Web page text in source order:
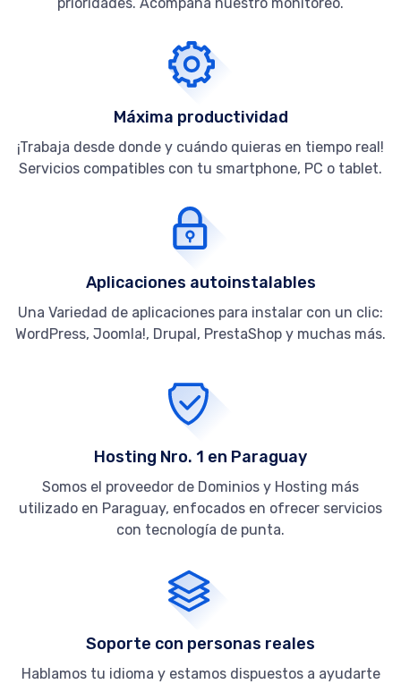
prioridades. Acompañá nuestro monitoreo.
Máxima productividad
¡Trabaja desde donde y cuándo quieras en tiempo real!
Servicios compatibles con tu smartphone, PC o tablet.
Aplicaciones autoinstalables
Una Variedad de aplicaciones para instalar con un clic:
WordPress, Joomla!, Drupal, PrestaShop y muchas más.
Hosting Nro. 1 en Paraguay
Somos el proveedor de Dominios y Hosting más
utilizado en Paraguay, enfocados en ofrecer servicios
con tecnología de punta.
Soporte con personas reales
Hablamos tu idioma y estamos dispuestos a ayudarte